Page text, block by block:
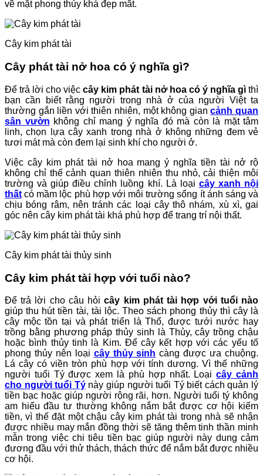
về mặt phong thủy khá đẹp mắt.
Cây kim phát tài
Cây phát tài nở hoa có ý nghĩa gì?
Để trả lời cho việccây kim phát tài nở hoa có ý nghĩa gìthì
bạn cần biết rằng người trong nhà ở của người Việt ta
thường gắn liền với thiên nhiên, một không giancảnh quan
sân vườn không chỉ mang ý nghĩa đó mà còn là mặt tâm
linh, chọn lựa cây xanh trong nhà ở không những đem vẻ
tươi mát mà còn đem lại sinh khí cho người ở.
Việc cây kim phát tài nở hoa mang ý nghĩa tiền tài nở rộ
không chỉ thế cảnh quan thiên nhiên thu nhỏ, cải thiện môi
trường và giúp điều chỉnh luồng khí. Là loại cây xanh nội
thất có mầm lộc phù hợp với môi trường sống ít ánh sáng và
chịu bóng râm, nên tránh các loại cây thô nhám, xù xì, gai
góc nên cây kim phát tài khá phù hợp để trang trí nội thất.
Cây kim phát tài thủy sinh
Cây kim phát tài hợp với tuổi nào?
Để trả lời cho câu hỏicây kim phát tài hợp với tuổi nào
giúp thu hút tiền tài, tài lộc. Theo sách phong thủy thì cây là
cây mộc tồn tại và phát triển là Thổ, được tưới nước hay
trồng bằng phương pháp thủy sinh là Thủy, cây trồng chậu
hoặc bình thủy tinh là Kim. Để cây kết hợp với các yếu tố
phong thủy nên loại cây thủy sinh càng được ưa chuộng.
Lá cây có viền tròn phù hợp với tính dương. Vì thế những
người tuổi Tý được xem là phù hợp nhất. Loạicây cảnh
cho người tuổi Týnày giúp người tuổi Tý biết cách quản lý
tiền bạc hoặc giúp người rộng rãi, hơn. Người tuổi tý không
am hiểu đầu tư thường không nắm bắt được cơ hội kiếm
tiền, vì thế đặt một chậu cây kim phát tài trong nhà sẽ nhận
được nhiều may mắn đồng thời sẽ tăng thêm tinh thần minh
mẫn trong việc chi tiêu tiền bạc giúp người này dung cảm
đương đầu với thử thách, thách thức để nắm bắt được nhiều
cơ hội.